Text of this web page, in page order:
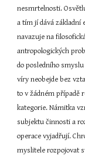
nesmrtelnosti.
a tím jí dává základní
navazuje na
antropologických
do posledního
víry neobejde bez
to v žádném případě
kategorie. Námitka
subjektu činnosti a
operace vyjadřují.
myslitele rozpojovat